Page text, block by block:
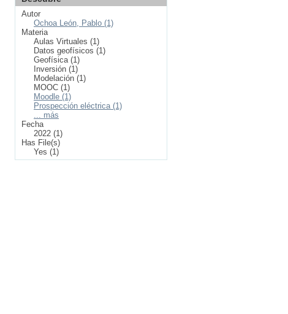
Autor
Ochoa León, Pablo (1)
Materia
Aulas Virtuales (1)
Datos geofísicos (1)
Geofísica (1)
Inversión (1)
Modelación (1)
MOOC (1)
Moodle (1)
Prospección eléctrica (1)
... más
Fecha
2022 (1)
Has File(s)
Yes (1)